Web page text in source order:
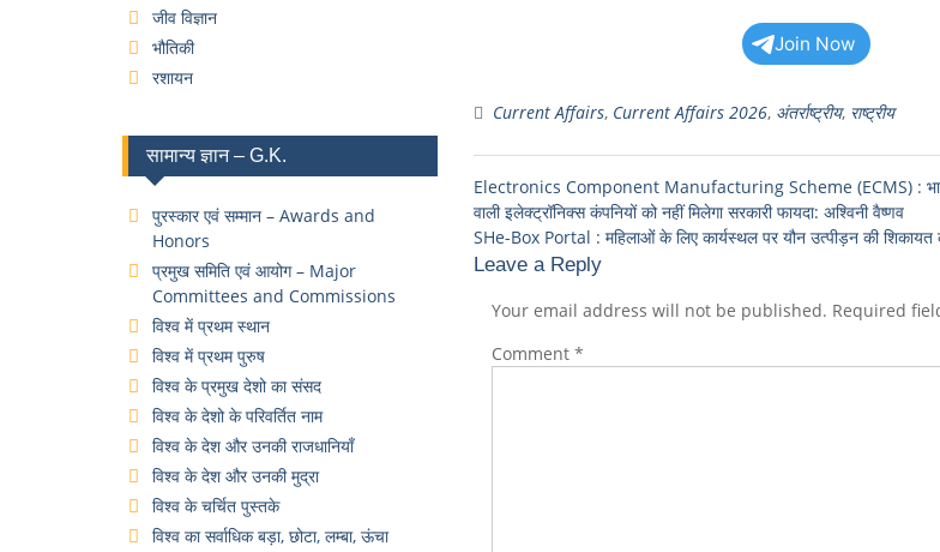
Join Now
Current Affairs, Current Affairs 2026, अंतर्राष्ट्रीय, राष्ट्रीय
Electronics Component Manufacturing Scheme (ECMS) :
वाली इलेक्ट्रॉनिक्स कंपनियों को नहीं मिलेगा सरकारी फायदा: अश्विनी वैष्णव
SHe-Box Portal : महिलाओं के लिए कार्यस्थल पर यौन उत्पीड़न की
Leave a Reply
Your email address will not be published. Required
Comment *
जीव विज्ञान
भौतिकी
रशायन
सामान्य ज्ञान – G.K.
पुरस्कार एवं सम्मान – Awards and
Honors
प्रमुख समिति एवं आयोग – Major
Committees and Commissions
विश्व में प्रथम स्थान
विश्व में प्रथम पुरुष
विश्व के प्रमुख देशो का संसद
विश्व के देशो के परिवर्तित नाम
विश्व के देश और उनकी राजधानियाँ
विश्व के देश और उनकी मुद्रा
विश्व के चर्चित पुस्तके
विश्व का सर्वाधिक बड़ा, छोटा, लम्बा, ऊंचा